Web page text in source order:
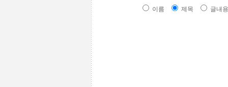
이름 제목 글